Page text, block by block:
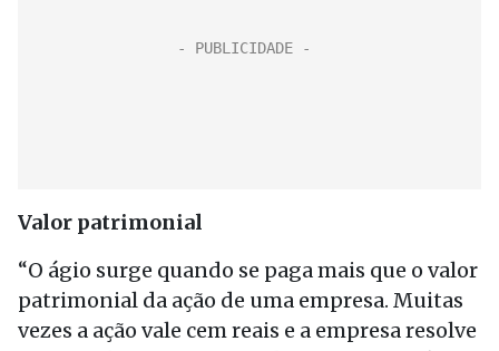
Valor patrimonial
“O ágio surge quando se paga mais que o valor
patrimonial da ação de uma empresa. Muitas
vezes a ação vale cem reais e a empresa resolve